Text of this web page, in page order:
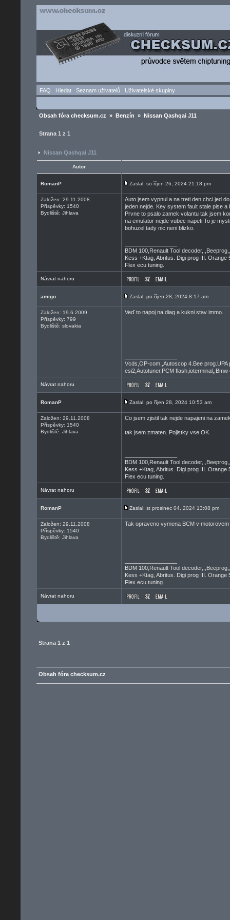
FAQ Hledat Seznam uživatelů Uživatelské skupiny
Obsah fóra checksum.cz » Benzín » Nissan Qashqai J11
Strana 1 z 1
Nissan Qashqai J11
Autor
RomanP Zaslal: so říjen 26, 2024 21:18 pm
Založen: 29.11.2008
Příspěvky: 1540
Bydliště: Jihlava
Auto jsem vypnul a na treti den chci jed
jeden nejde. Key system fault stale pise
Prvne to psalo zamek volantu tak jsem
na emulator nejde vubec napeti To je
bohuzel tady nic neni blizko.
BDM 100,Renault Tool
Kess +Ktag, Abritus. Digi prog III. Orange
Flex ecu tuning.
Návrat nahoru
amigo Zaslal: po říjen 28, 2024 8:17 am
Založen: 19.6.2009
Příspěvky: 799
Bydliště: slovakia
Veď to napoj na diag a kukni stav immo.
Vcds,OP-com,,Autoscop 4.Bee
esi2,Autotuner,PCM
Návrat nahoru
RomanP Zaslal: po říjen 28, 2024 10:53 am
Založen: 29.11.2008
Příspěvky: 1540
Bydliště: Jihlava
Co jsem zjistil tak nejde napajeni na
tak jsem zmaten. Pojistky vse OK.
BDM 100,Renault Tool
Kess +Ktag, Abritus. Digi prog III. Orange
Flex ecu tuning.
Návrat nahoru
RomanP Zaslal: st prosinec 04, 2024 13:08 pm
Založen: 29.11.2008
Příspěvky: 1540
Bydliště: Jihlava
Tak opraveno vymena BCM v
BDM 100,Renault Tool
Kess +Ktag, Abritus. Digi prog III. Orange
Flex ecu tuning.
Návrat nahoru
Strana 1 z 1
Obsah fóra checksum.cz